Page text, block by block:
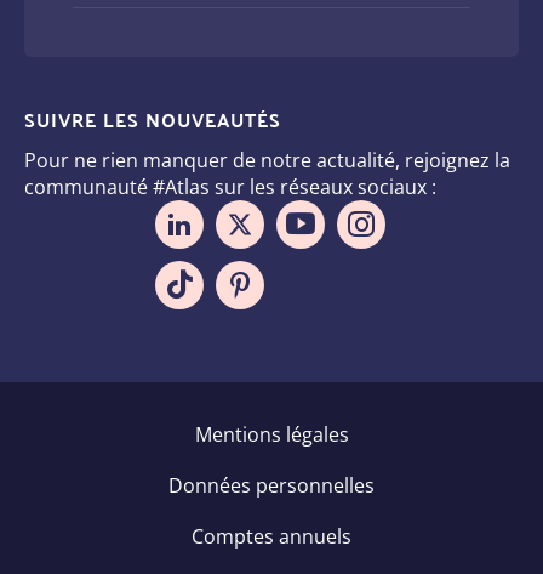
SUIVRE LES NOUVEAUTÉS
Pour ne rien manquer de notre actualité, rejoignez la
communauté #Atlas sur les réseaux sociaux :
Mentions légales
Données personnelles
Comptes annuels